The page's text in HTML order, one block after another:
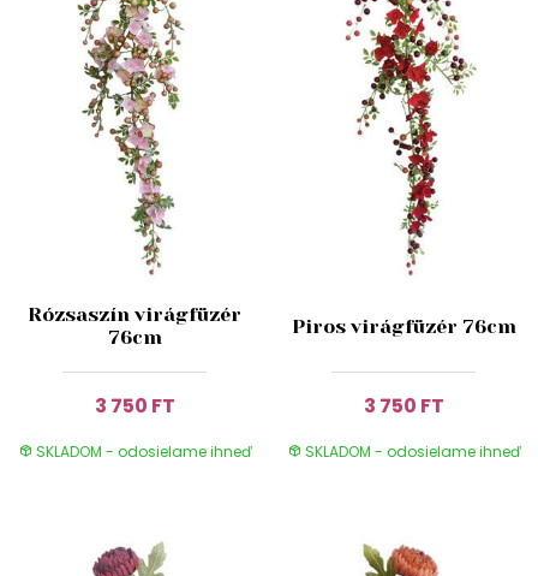
Rózsaszín virágfüzér
76cm
3 750 FT
SKLADOM - odosielame ihneď
Piros virágfüzér 76cm
3 750 FT
SKLADOM - odosielame ihneď